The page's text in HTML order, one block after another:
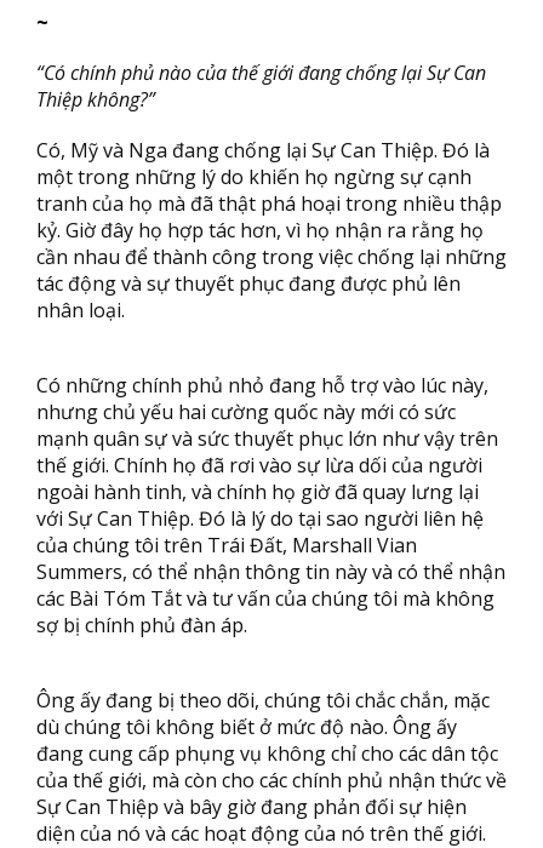
~
“Có chính phủ nào của thế giới đang chống lại Sự Can
Thiệp không?”
Có, Mỹ và Nga đang chống lại Sự Can Thiệp. Đó là
một trong những lý do khiến họ ngừng sự cạnh
tranh của họ mà đã thật phá hoại trong nhiều thập
kỷ. Giờ đây họ hợp tác hơn, vì họ nhận ra rằng họ
cần nhau để thành công trong việc chống lại những
tác động và sự thuyết phục đang được phủ lên
nhân loại.
Có những chính phủ nhỏ đang hỗ trợ vào lúc này,
nhưng chủ yếu hai cường quốc này mới có sức
mạnh quân sự và sức thuyết phục lớn như vậy trên
thế giới. Chính họ đã rơi vào sự lừa dối của người
ngoài hành tinh, và chính họ giờ đã quay lưng lại
với Sự Can Thiệp. Đó là lý do tại sao người liên hệ
của chúng tôi trên Trái Đất, Marshall Vian
Summers, có thể nhận thông tin này và có thể nhận
các Bài Tóm Tắt và tư vấn của chúng tôi mà không
sợ bị chính phủ đàn áp.
Ông ấy đang bị theo dõi, chúng tôi chắc chắn, mặc
dù chúng tôi không biết ở mức độ nào. Ông ấy
đang cung cấp phụng vụ không chỉ cho các dân tộc
của thế giới, mà còn cho các chính phủ nhận thức về
Sự Can Thiệp và bây giờ đang phản đối sự hiện
diện của nó và các hoạt động của nó trên thế giới.